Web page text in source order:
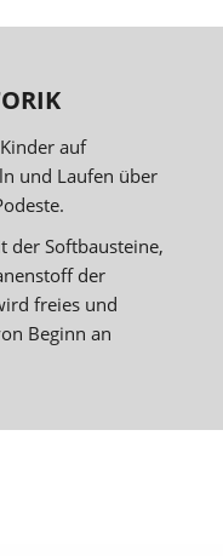
auf
und Laufen über
der Softbausteine,
der
freies und
Beginn an